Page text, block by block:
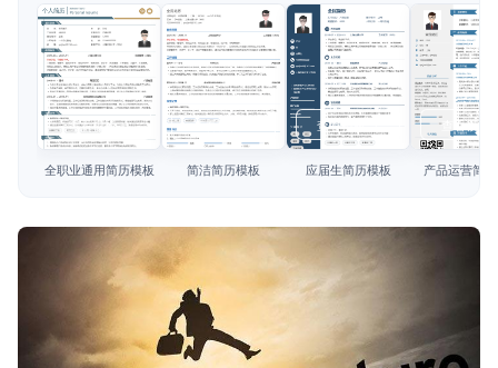
面试自我介绍
AI 职场工具 New
简历模板
简历教程
查看模板
全职业通用简历模板
查看模板
简洁简历模板
查看模板
应届生简历模板
查看模板
产品运营简